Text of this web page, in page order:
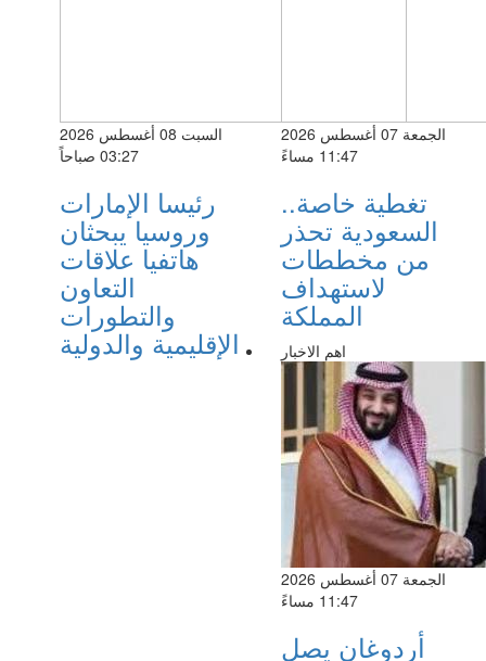
السبت 08 أغسطس 2026
03:27 صباحاً
رئيسا الإمارات
وروسيا يبحثان
هاتفيا علاقات
التعاون
والتطورات
الإقليمية والدولية
الجمعة 07 أغسطس 2026
11:47 مساءً
تغطية خاصة..
السعودية تحذر
من مخططات
لاستهداف
المملكة
اهم الاخبار
الجمعة 07 أغسطس 2026
11:47 مساءً
أردوغان يصل